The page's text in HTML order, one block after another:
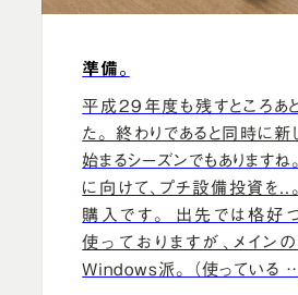
準備。
平成29年度も残すところあ
た。 終わりであると同時に
始まるシーズンでもあります
に向けて、プチ設備投資を
購入です。 出先では格好
使っておりますが、メイン
Windows派。 （使っている